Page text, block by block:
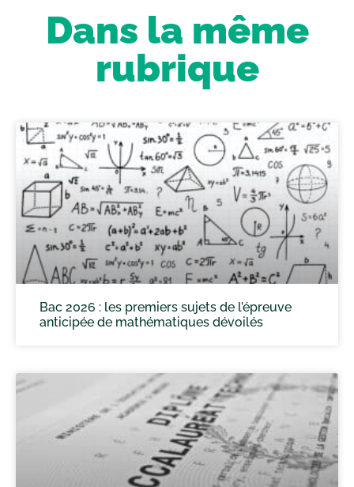
Dans la même
rubrique
Bac 2026 : les premiers sujets de l’épreuve
anticipée de mathématiques dévoilés